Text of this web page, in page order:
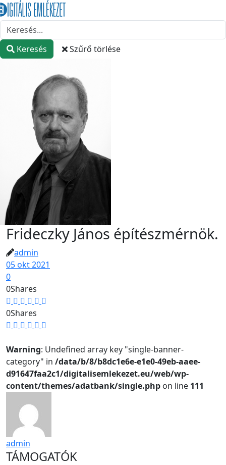
Keresés Szűrő törlése
Frideczky János építészmérnök.
admin
05 okt 2021
0
0Shares
0Shares
Warning: Undefined array key "single-banner-
category" in /data/b/8/b8dc1e6e-e1e0-49eb-aaee-
d91647faa2c1/digitalisemlekezet.eu/web/wp-
content/themes/adatbank/single.php on line 111
admin
TÁMOGATÓK